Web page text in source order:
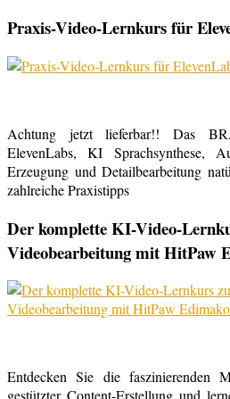
Praxis-Video-Lernkurs für
Achtung jetzt lieferbar!! Das
ElevenLabs, KI Sprachsynthese,
Erzeugung und Detailbearbeitung
zahlreiche Praxistipps
Der komplette KI-Video-
Videobearbeitung mit HitPaw
Entdecken Sie die faszinierenden